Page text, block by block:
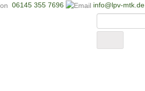
06145 355 7696 info@lpv-mtk.de